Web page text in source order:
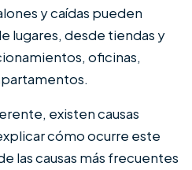
y caídas pueden
lugares, desde tiendas y
oficinas,
existen causas
cómo ocurre este
las causas más frecuentes